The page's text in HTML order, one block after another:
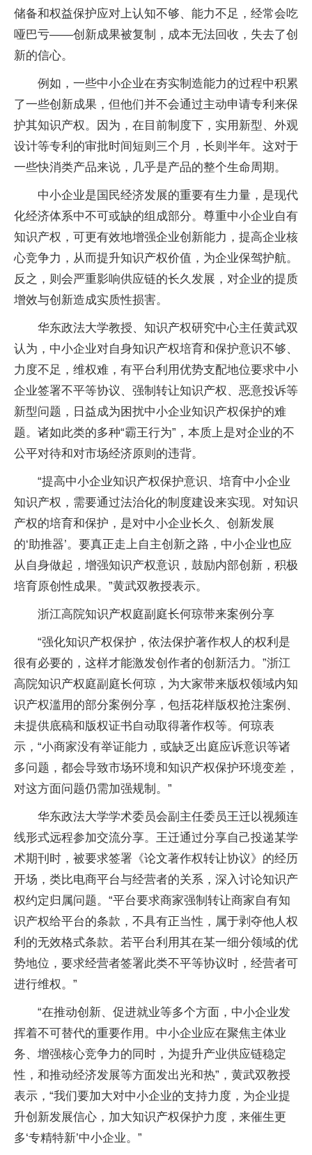
储备和权益保护应对上认知不够、能力不足，经常会吃
哑巴亏——创新成果被复制，成本无法回收，失去了创
新的信心。
例如，一些中小企业在夯实制造能力的过程中积累
了一些创新成果，但他们并不会通过主动申请专利来保
护其知识产权。因为，在目前制度下，实用新型、外观
设计等专利的审批时间短则三个月，长则半年。这对于
一些快消类产品来说，几乎是产品的整个生命周期。
中小企业是国民经济发展的重要有生力量，是现代
化经济体系中不可或缺的组成部分。尊重中小企业自有
知识产权，可更有效地增强企业创新能力，提高企业核
心竞争力，从而提升知识产权价值，为企业保驾护航。
反之，则会严重影响供应链的长久发展，对企业的提质
增效与创新造成实质性损害。
华东政法大学教授、知识产权研究中心主任黄武双
认为，中小企业对自身知识产权培育和保护意识不够、
力度不足，维权难，有平台利用优势支配地位要求中小
企业签署不平等协议、强制转让知识产权、恶意投诉等
新型问题，日益成为困扰中小企业知识产权保护的难
题。诸如此类的多种“霸王行为”，本质上是对企业的不
公平对待和对市场经济原则的违背。
“提高中小企业知识产权保护意识、培育中小企业
知识产权，需要通过法治化的制度建设来实现。对知识
产权的培育和保护，是对中小企业长久、创新发展
的‘助推器’。要真正走上自主创新之路，中小企业也应
从自身做起，增强知识产权意识，鼓励内部创新，积极
培育原创性成果。”黄武双教授表示。
浙江高院知识产权庭副庭长何琼带来案例分享
“强化知识产权保护，依法保护著作权人的权利是
很有必要的，这样才能激发创作者的创新活力。”浙江
高院知识产权庭副庭长何琼，为大家带来版权领域内知
识产权滥用的部分案例分享，包括花样版权抢注案例、
未提供底稿和版权证书自动取得著作权等。何琼表
示，“小商家没有举证能力，或缺乏出庭应诉意识等诸
多问题，都会导致市场环境和知识产权保护环境变差，
对这方面问题仍需加强规制。”
华东政法大学学术委员会副主任委员王迁以视频连
线形式远程参加交流分享。王迁通过分享自己投递某学
术期刊时，被要求签署《论文著作权转让协议》的经历
开场，类比电商平台与经营者的关系，深入讨论知识产
权约定归属问题。“平台要求商家强制转让商家自有知
识产权给平台的条款，不具有正当性，属于剥夺他人权
利的无效格式条款。若平台利用其在某一细分领域的优
势地位，要求经营者签署此类不平等协议时，经营者可
进行维权。”
“在推动创新、促进就业等多个方面，中小企业发
挥着不可替代的重要作用。中小企业应在聚焦主体业
务、增强核心竞争力的同时，为提升产业供应链稳定
性，和推动经济发展等方面发出光和热”，黄武双教授
表示，“我们要加大对中小企业的支持力度，为企业提
升创新发展信心，加大知识产权保护力度，来催生更
多‘专精特新’中小企业。”